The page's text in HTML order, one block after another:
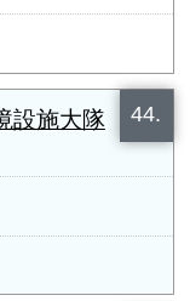
44.
設施大隊